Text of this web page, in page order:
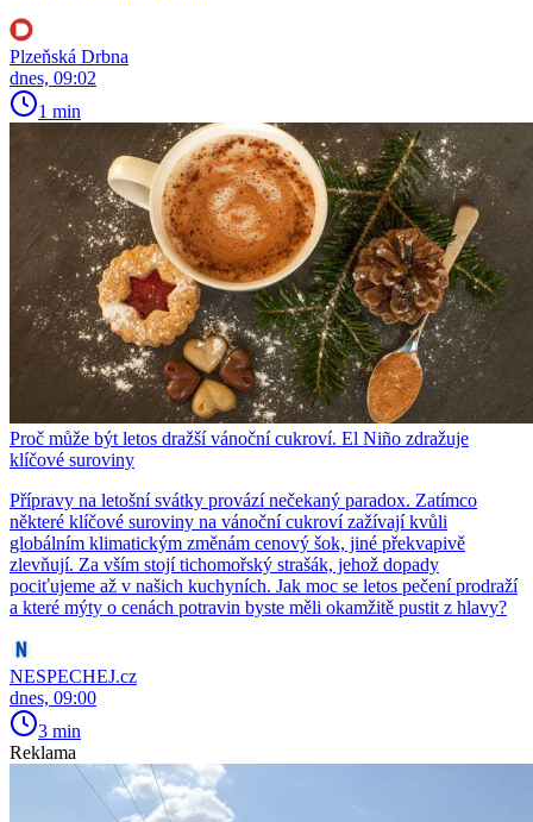
Plzeňská Drbna
dnes, 09:02
1 min
Proč může být letos dražší vánoční cukroví. El Niño zdražuje
klíčové suroviny
Přípravy na letošní svátky provází nečekaný paradox. Zatímco
některé klíčové suroviny na vánoční cukroví zažívají kvůli
globálním klimatickým změnám cenový šok, jiné překvapivě
zlevňují. Za vším stojí tichomořský strašák, jehož dopady
pociťujeme až v našich kuchyních. Jak moc se letos pečení prodraží
a které mýty o cenách potravin byste měli okamžitě pustit z hlavy?
NESPECHEJ.cz
dnes, 09:00
3 min
Reklama